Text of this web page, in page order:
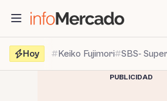
contenido
Hoy
Keiko Fujimori SBS-
PUBLICIDAD